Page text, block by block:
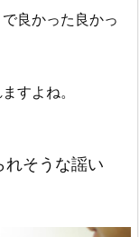
良かった良かっ
すよね。
れそうな謡い